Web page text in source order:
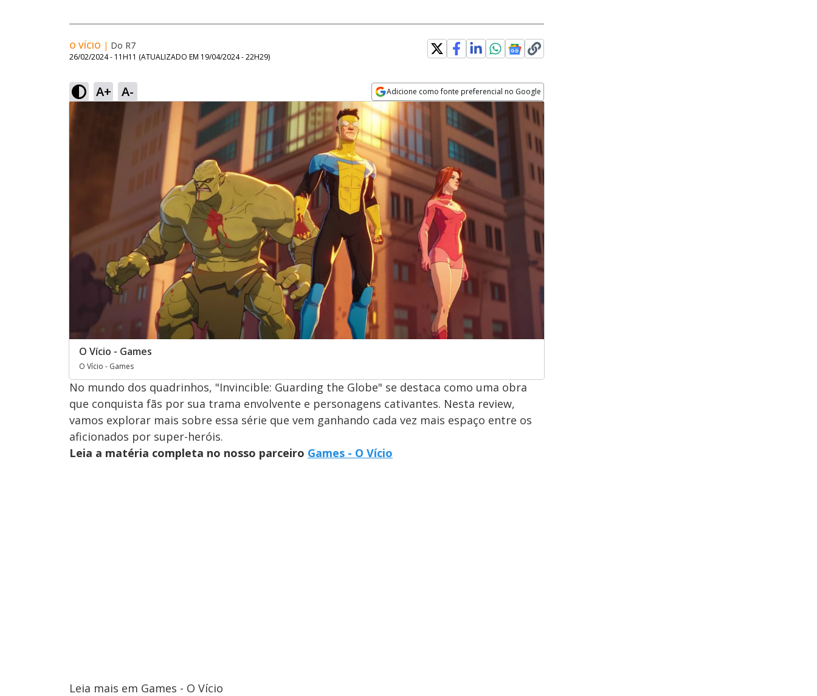
O VÍCIO | Do R7
26/02/2024 - 11H11 (ATUALIZADO EM 19/04/2024 - 22H29)
A+ A- Adicione como fonte preferencial no Google
Opens in new window
O Vício - Games
O Vício - Games
No mundo dos quadrinhos, "Invincible: Guarding the Globe" se destaca como uma obra
que conquista fãs por sua trama envolvente e personagens cativantes. Nesta review,
vamos explorar mais sobre essa série que vem ganhando cada vez mais espaço entre os
aficionados por super-heróis.
Leia a matéria completa no nosso parceiro Games - O Vício
Leia mais em Games - O Vício